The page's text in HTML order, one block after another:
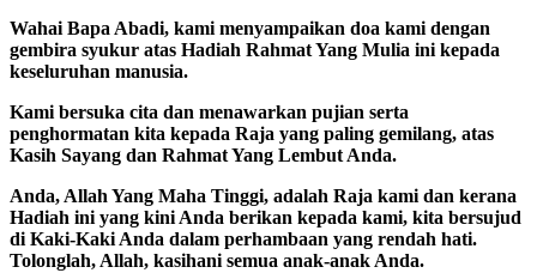
Wahai Bapa Abadi, kami menyampaikan doa kami dengan
gembira syukur atas Hadiah Rahmat Yang Mulia ini kepada
keseluruhan manusia.
Kami bersuka cita dan menawarkan pujian serta
penghormatan kita kepada Raja yang paling gemilang, atas
Kasih Sayang dan Rahmat Yang Lembut Anda.
Anda, Allah Yang Maha Tinggi, adalah Raja kami dan kerana
Hadiah ini yang kini Anda berikan kepada kami, kita bersujud
di Kaki-Kaki Anda dalam perhambaan yang rendah hati.
Tolonglah, Allah, kasihani semua anak-anak Anda.